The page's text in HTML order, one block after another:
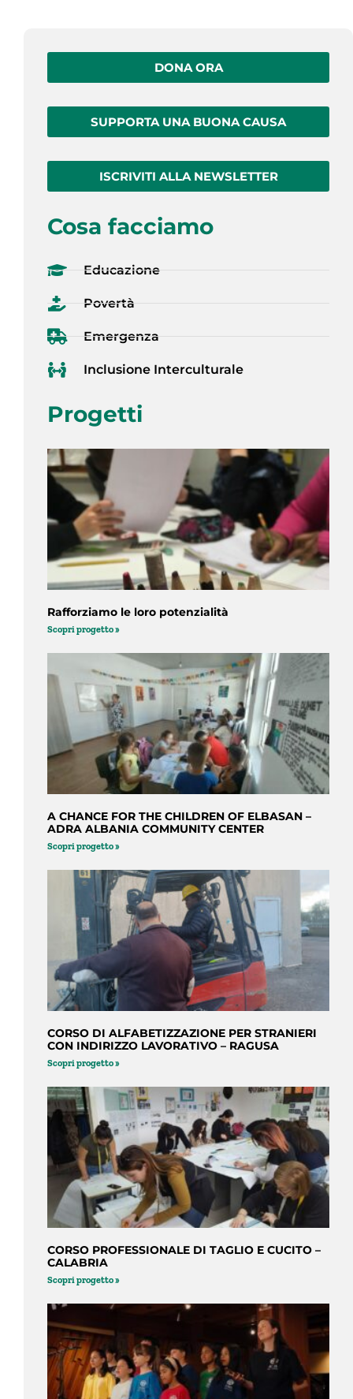
DONA ORA
SUPPORTA UNA BUONA CAUSA
ISCRIVITI ALLA NEWSLETTER
Cosa facciamo
Educazione
Povertà
Emergenza
Inclusione Interculturale
Progetti
Rafforziamo le loro potenzialità
Scopri progetto »
A CHANCE FOR THE CHILDREN OF ELBASAN –
ADRA ALBANIA COMMUNITY CENTER
Scopri progetto »
CORSO DI ALFABETIZZAZIONE PER STRANIERI
CON INDIRIZZO LAVORATIVO – RAGUSA
Scopri progetto »
CORSO PROFESSIONALE DI TAGLIO E CUCITO –
CALABRIA
Scopri progetto »